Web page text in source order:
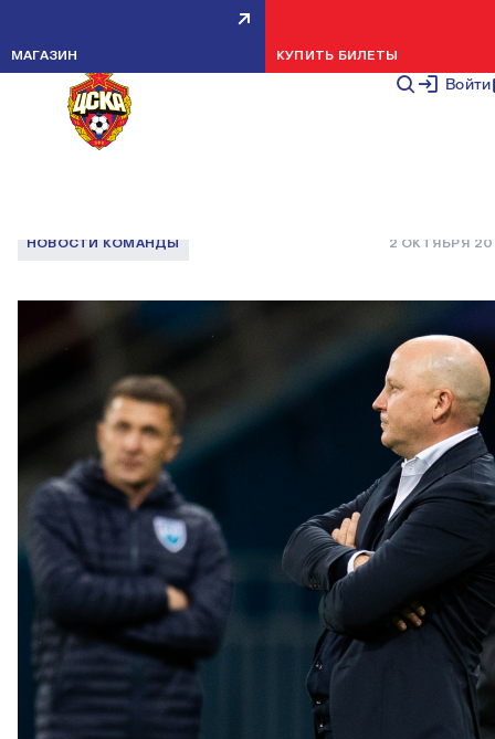
Войти
МАГАЗИН КУПИТЬ БИЛЕТЫ
МАРКО НИКОЛИЧ: СТАДИОН В
НИЖНЕМ УДАЧНЫЙ — ЗДЕСЬ
ПОБЕЖДАЕМ ВО 2-Й РАЗ В
НОВОСТИ КОМАНДЫ 2 ОКТЯБРЯ